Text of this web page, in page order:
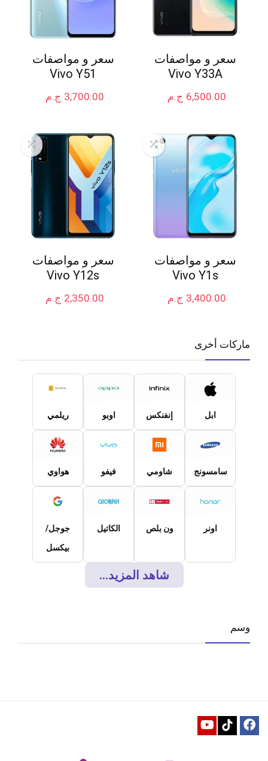
سعر و مواصفات
Vivo Y33A
ج.م 6,500.00
سعر و مواصفات
Vivo Y51
ج.م 3,700.00
سعر و مواصفات
Vivo Y1s
ج.م 3,400.00
سعر و مواصفات
Vivo Y12s
ج.م 2,350.00
ماركات أخرى
ابل إنفنكس اوبو ريلمي
سامسونج شاومي فيفو هواوي
اونر ون بلص الكاتيل
جوجل/
بيكسل
شاهد المزيد...
وسم